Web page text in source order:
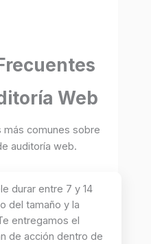
Web
más comunes sobre
auditoría web.
durar entre 7 y 14
del tamaño y la
entregamos el
de acción dentro de